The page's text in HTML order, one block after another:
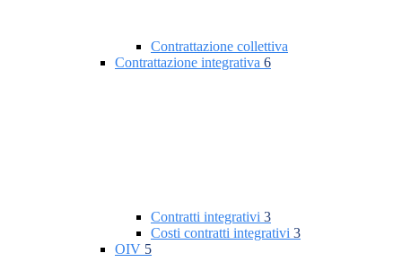
Contrattazione collettiva
Contrattazione integrativa 6
Contratti integrativi 3
Costi contratti integrativi 3
OIV 5